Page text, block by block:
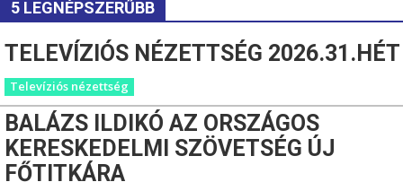
5 LEGNÉPSZERŰBB
TELEVÍZIÓS NÉZETTSÉG 2026.31.HÉT
Televíziós nézettség
BALÁZS ILDIKÓ AZ ORSZÁGOS
KERESKEDELMI SZÖVETSÉG ÚJ
FŐTITKÁRA